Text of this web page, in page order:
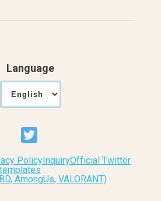
Language
Policy InquiryOfficial Twitter
AmongUs, VALORANT)